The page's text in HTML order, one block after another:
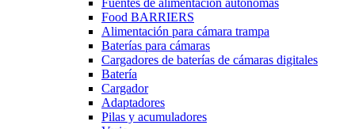
Fuentes de alimentación autónomas
Food BARRIERS
Alimentación para cámara trampa
Baterías para cámaras
Cargadores de baterías de cámaras digitales
Batería
Cargador
Adaptadores
Pilas y acumuladores